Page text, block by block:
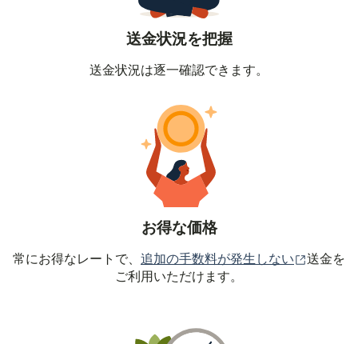
送金状況を把握
送金状況は逐一確認できます。
お得な価格
常にお得なレートで、 追加の手数料が発生しない （別ウ
送金を
ご利用いただけます。